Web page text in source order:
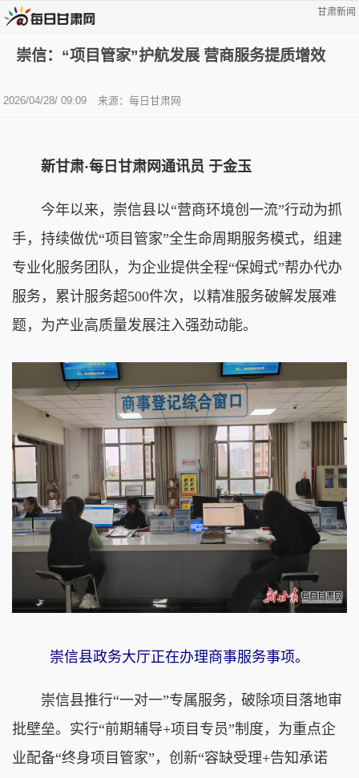
甘肃新闻
崇信：“项目管家”护航发展 营商服务提质增效
2026/04/28/ 09:09 来源：每日甘肃网
新甘肃·每日甘肃网通讯员 于金玉
今年以来，崇信县以“营商环境创一流”行动为抓
手，持续做优“项目管家”全生命周期服务模式，组建
专业化服务团队，为企业提供全程“保姆式”帮办代办
服务，累计服务超500件次，以精准服务破解发展难
题，为产业高质量发展注入强劲动能。
崇信县政务大厅正在办理商事服务事项。
崇信县推行“一对一”专属服务，破除项目落地审
批壁垒。实行“前期辅导+项目专员”制度，为重点企
业配备“终身项目管家”，创新“容缺受理+告知承诺